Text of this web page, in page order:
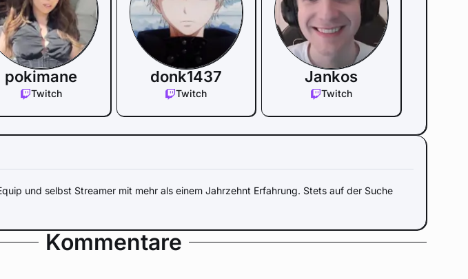
pokimane
Twitch
donk1437
Twitch
Jankos
Twitch
und selbst Streamer mit mehr als einem Jahrzehnt Erfahrung. Stets auf der Suche
Kommentare